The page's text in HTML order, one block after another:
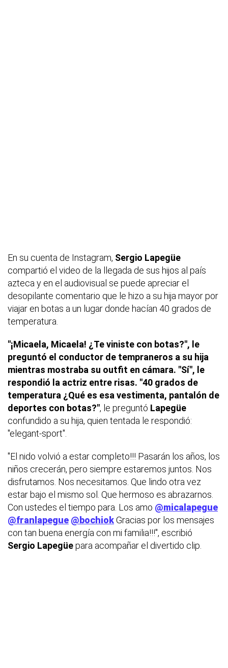
En su cuenta de Instagram, Sergio Lapegüe
compartió el video de la llegada de sus hijos al país
azteca y en el audiovisual se puede apreciar el
desopilante comentario que le hizo a su hija mayor por
viajar en botas a un lugar donde hacían 40 grados de
temperatura.
"¡Micaela, Micaela! ¿Te viniste con botas?", le
preguntó el conductor de tempraneros a su hija
mientras mostraba su outfit en cámara. "Sí", le
respondió la actriz entre risas. "40 grados de
temperatura ¿Qué es esa vestimenta, pantalón de
deportes con botas?", le preguntó Lapegüe
confundido a su hija, quien tentada le respondió:
"elegant-sport".
"El nido volvió a estar completo!!! Pasarán los años, los
niños crecerán, pero siempre estaremos juntos. Nos
disfrutamos. Nos necesitamos. Que lindo otra vez
estar bajo el mismo sol. Que hermoso es abrazarnos.
Con ustedes el tiempo para. Los amo @micalapegue
@franlapegue @bochiokGracias por los mensajes
con tan buena energía con mi familia!!!", escribió
Sergio Lapegüepara acompañar el divertido clip.